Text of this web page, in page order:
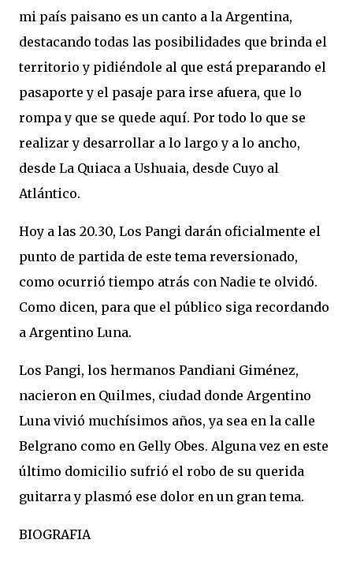
mi país paisano es un canto a la Argentina,
destacando todas las posibilidades que brinda el
territorio y pidiéndole al que está preparando el
pasaporte y el pasaje para irse afuera, que lo
rompa y que se quede aquí. Por todo lo que se
realizar y desarrollar a lo largo y a lo ancho,
desde La Quiaca a Ushuaia, desde Cuyo al
Atlántico.
Hoy a las 20.30, Los Pangi darán oficialmente el
punto de partida de este tema reversionado,
como ocurrió tiempo atrás con Nadie te olvidó.
Como dicen, para que el público siga recordando
a Argentino Luna.
Los Pangi, los hermanos Pandiani Giménez,
nacieron en Quilmes, ciudad donde Argentino
Luna vivió muchísimos años, ya sea en la calle
Belgrano como en Gelly Obes. Alguna vez en este
último domicilio sufrió el robo de su querida
guitarra y plasmó ese dolor en un gran tema.
BIOGRAFIA